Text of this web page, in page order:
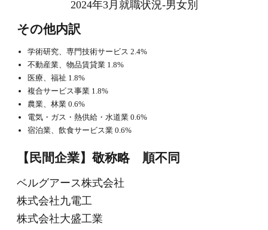
2024年3月就職状況-男女別
その他内訳
学術研究、専門技術サービス 2.4%
不動産業、物品賃貸業 1.8%
医療、福祉 1.8%
複合サービス事業 1.8%
農業、林業 0.6%
電気・ガス・熱供給・水道業 0.6%
宿泊業、飲食サービス業 0.6%
【民間企業】敬称略 順不同
ベルグアース株式会社
株式会社九電工
株式会社大盛工業